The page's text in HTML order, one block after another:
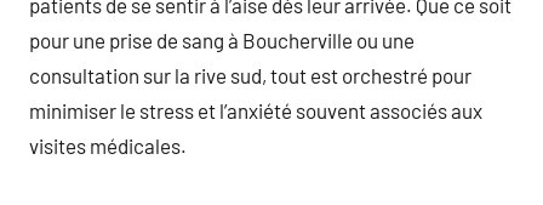
pour une prise de sang à Boucherville ou une
consultation sur la rive sud, tout est orchestré pour
minimiser le stress et l’anxiété souvent associés aux
visites médicales.